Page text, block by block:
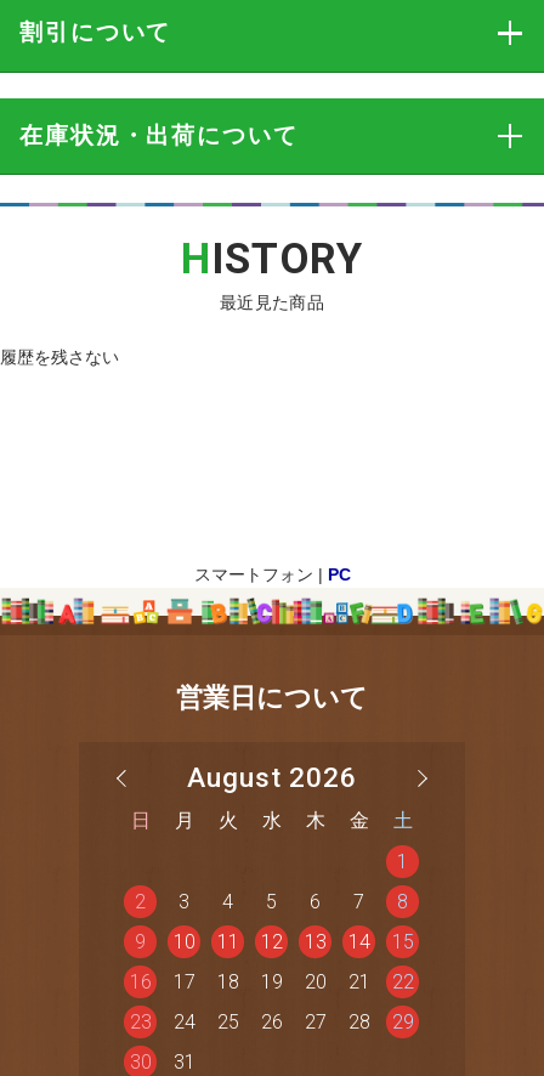
割引 について
在庫状況・出荷について
HISTORY
最近見た商品
履歴を残さない
スマートフォン | PC
営業日について
August 2026
日 月 火 水 木 金
土
1
2
3 4 5 6 7
8
9
10 11 12 13 14
15
16
17 18 19 20 21
22
23
24 25 26 27 28
29
30
31